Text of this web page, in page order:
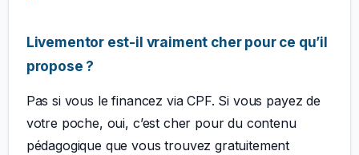
Livementor est-il vraiment cher pour ce qu’il
propose ?
Pas si vous le financez via CPF. Si vous payez de
votre poche, oui, c’est cher pour du contenu
pédagogique que vous trouvez gratuitement